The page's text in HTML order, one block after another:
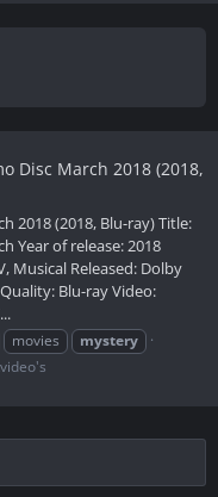
Disc March 2018 (2018,
2018 (2018, Blu-ray) Title:
Year of release: 2018
Musical Released: Dolby
Blu-ray Video:
movies
mystery